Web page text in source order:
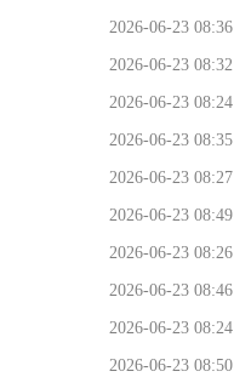
2026-06-23 08:36
2026-06-23 08:32
2026-06-23 08:24
2026-06-23 08:35
2026-06-23 08:27
2026-06-23 08:49
2026-06-23 08:26
2026-06-23 08:46
2026-06-23 08:24
2026-06-23 08:50